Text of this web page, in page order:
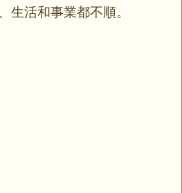
生活和事業都不順。